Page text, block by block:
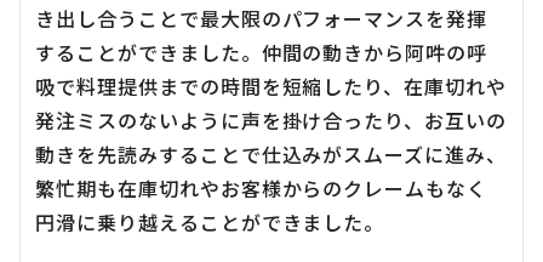
き出し合うことで最大限のパフォーマンスを発揮
することができました。仲間の動きから阿吽の呼
吸で料理提供までの時間を短縮したり、在庫切れや
発注ミスのないように声を掛け合ったり、お互いの
動きを先読みすることで仕込みがスムーズに進み、
繁忙期も在庫切れやお客様からのクレームもなく
円滑に乗り越えることができました。